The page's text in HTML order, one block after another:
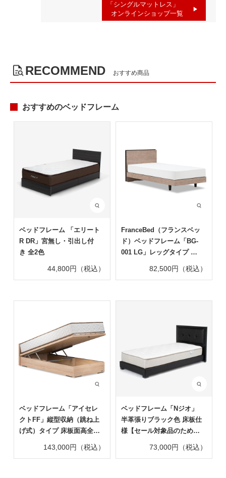
「シングルマットレス」
オンラインショップ一覧
RECOMMEND おすすめ商品
おすすめのベッドフレーム
ベッドフレーム 「エリート
R DR」宮無し・引出し付
き 全2色
44,800円（税込）
FranceBed（フランスベッ
ド）ベッドフレーム「BG-
001 LG」レッグタイプ す
のこ床板 コンセント付き
アッシュグレー色
82,500円（税込）
ベッドフレーム「アイセレ
クトFF」縦型収納（跳ね上
げ式）タイプ 床板面高全3
タイプ 全3色(*要マットレ
143,000円（税込）
ベッドフレーム「Nジオ」
半革張りブラック色 床板仕
様【セール対象品のため
73,000円（税込）